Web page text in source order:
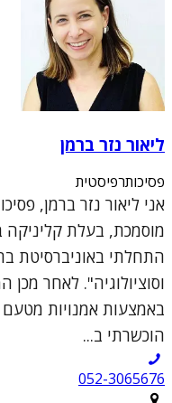
ליאור נזר ברמן
פסיכותרפיסטית
אני ליאור נזר ברמן,
מוסמכת, בעלת
התחלתי באוניברסיטת
וסוציולוגיה". לאחר מכן
באמצעות אמנויות מטעם
הוכשרתי ב...
052-3065676